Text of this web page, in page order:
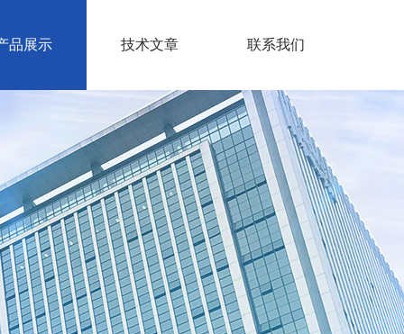
品展示 技术文章 联系我们